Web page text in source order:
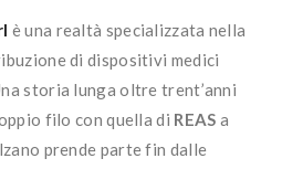
è una realtà specializzata nella
di dispositivi medici
storia lunga oltre trent’anni
filo con quella di REAS a
prende parte fin dalle